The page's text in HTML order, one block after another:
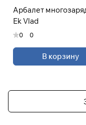
Арбалет
Ek Vlad
0 0
В корзину